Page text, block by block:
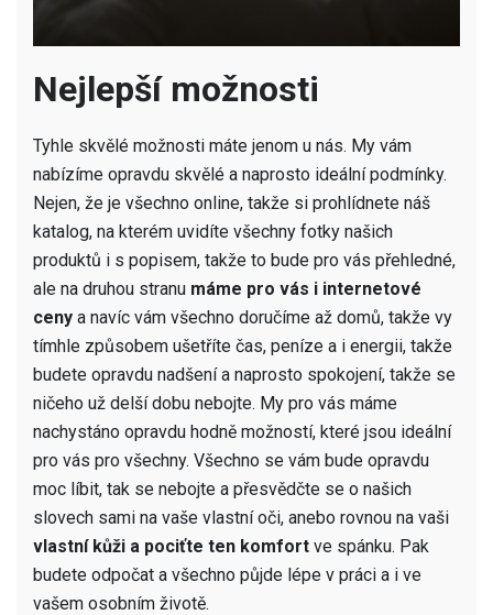
Nejlepší možnosti
Tyhle skvělé možnosti máte jenom u nás. My vám
nabízíme opravdu skvělé a naprosto ideální podmínky.
Nejen, že je všechno online, takže si prohlídnete náš
katalog, na kterém uvidíte všechny fotky našich
produktů i s popisem, takže to bude pro vás přehledné,
ale na druhou stranu máme pro vás i internetové
ceny a navíc vám všechno doručíme až domů, takže vy
tímhle způsobem ušetříte čas, peníze a i energii, takže
budete opravdu nadšení a naprosto spokojení, takže se
ničeho už delší dobu nebojte. My pro vás máme
nachystáno opravdu hodně možností, které jsou ideální
pro vás pro všechny. Všechno se vám bude opravdu
moc líbit, tak se nebojte a přesvědčte se o našich
slovech sami na vaše vlastní oči, anebo rovnou na vaši
vlastní kůži a pociťte ten komfort ve spánku. Pak
budete odpočat a všechno půjde lépe v práci a i ve
vašem osobním životě.